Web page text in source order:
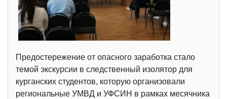
Предостережение от опасного заработка стало
темой экскурсии в следственный изолятор для
курганских студентов, которую организовали
региональные УМВД и УФСИН в рамках месячника